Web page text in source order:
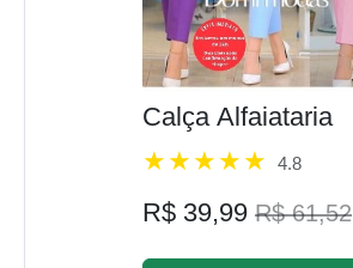
Calça Alfaiataria
4.8
R$ 39,99 R$ 61,52